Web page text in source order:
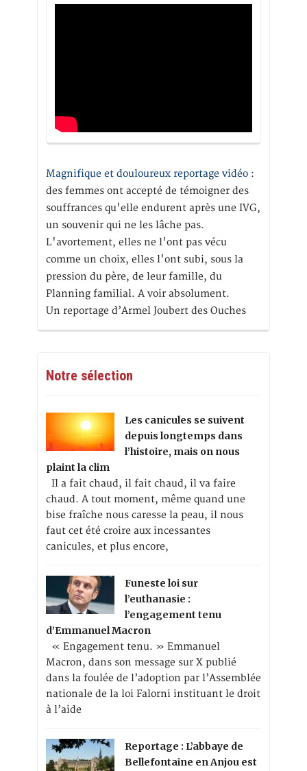
Magnifique et douloureux reportage vidéo :
des femmes ont accepté de témoigner des
souffrances qu'elle endurent après une IVG,
un souvenir qui ne les lâche pas.
L'avortement, elles ne l'ont pas vécu
comme un choix, elles l'ont subi, sous la
pression du père, de leur famille, du
Planning familial. A voir absolument.
Un reportage d’Armel Joubert des Ouches
Notre sélection
Les canicules se suivent
depuis longtemps dans
l’histoire, mais on nous
plaint la clim
Il a fait chaud, il fait chaud, il va faire
chaud. A tout moment, même quand une
bise fraîche nous caresse la peau, il nous
faut cet été croire aux incessantes
canicules, et plus encore,
Funeste loi sur
l’euthanasie :
l’engagement tenu
d’Emmanuel Macron
« Engagement tenu. » Emmanuel
Macron, dans son message sur X publié
dans la foulée de l’adoption par l’Assemblée
nationale de la loi Falorni instituant le droit
à l’aide
Reportage : L’abbaye de
Bellefontaine en Anjou est